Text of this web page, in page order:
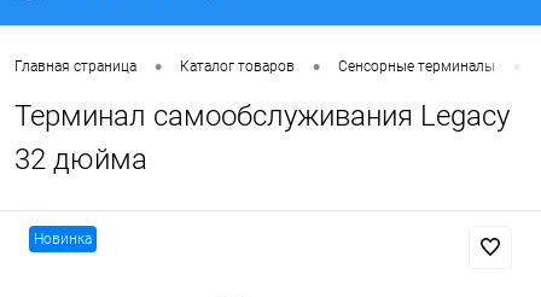
Главная страница • Каталог товаров • Сенсорные терминалы •
Терминал самообслуживания Legacy
32 дюйма
Новинка